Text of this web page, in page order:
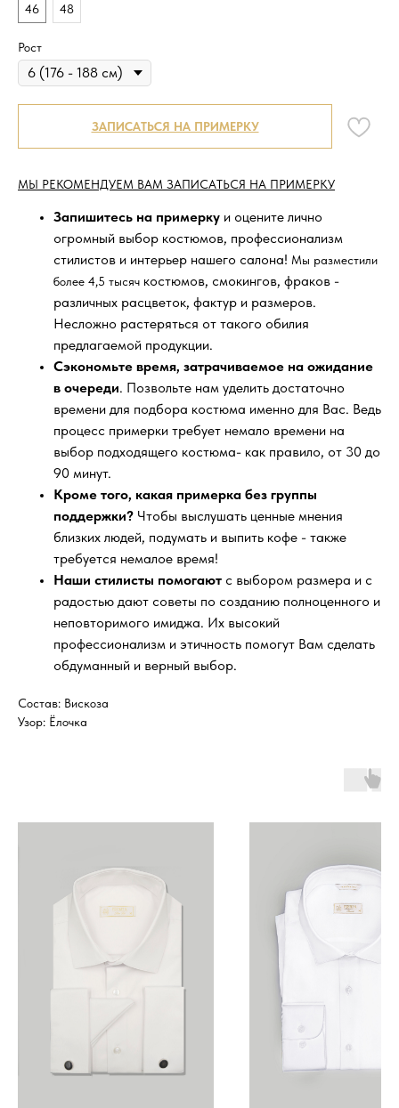
46
48
Рост
ЗАПИСАТЬСЯ НА ПРИМЕРКУ
МЫ РЕКОМЕНДУЕМ ВАМ ЗАПИСАТЬСЯ НА ПРИМЕРКУ
Запишитесь на примерку и оцените лично
огромный выбор костюмов, профессионализм
стилистов и интерьер нашего салона! Мы разместили
более 4,5 тысяч костюмов, смокингов, фраков -
различных расцветок, фактур и размеров.
Несложно растеряться от такого обилия
предлагаемой продукции.
Сэкономьте время, затрачиваемое на ожидание
в очереди. Позвольте нам уделить достаточно
времени для подбора костюма именно для Вас. Ведь
процесс примерки требует немало времени на
выбор подходящего костюма- как правило, от 30 до
90 минут.
Кроме того, какая примерка без группы
поддержки? Чтобы выслушать ценные мнения
близких людей, подумать и выпить кофе - также
требуется немалое время!
Наши стилисты помогают с выбором размера и с
радостью дают советы по созданию полноценного и
неповторимого имиджа. Их высокий
профессионализм и этичность помогут Вам сделать
обдуманный и верный выбор.
Состав: Вискоза
Узор: Ёлочка